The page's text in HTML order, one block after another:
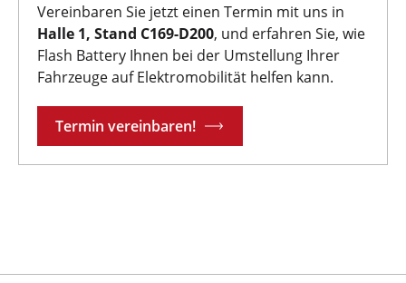
Vereinbaren Sie jetzt einen Termin mit uns in
Halle 1, Stand C169-D200, und erfahren Sie, wie
Flash Battery Ihnen bei der Umstellung Ihrer
Fahrzeuge auf Elektromobilität helfen kann.
Termin vereinbaren!